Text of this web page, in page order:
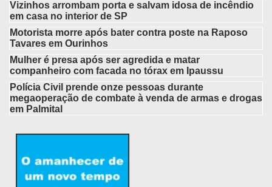
Vizinhos arrombam porta e salvam idosa de incêndio
em casa no interior de SP
Motorista morre após bater contra poste na Raposo
Tavares em Ourinhos
Mulher é presa após ser agredida e matar
companheiro com facada no tórax em Ipaussu
Polícia Civil prende onze pessoas durante
megaoperação de combate à venda de armas e drogas
em Palmital